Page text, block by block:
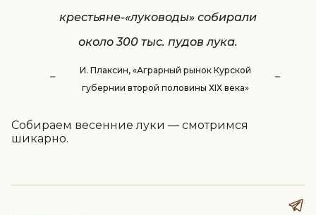
крестьяне-«луководы» собирали
около 300 тыс. пудов лука.
И. Плаксин, «Аграрный рынок Курской
губернии второй половины ХIХ века»
Собираем весенние луки — смотримся
шикарно.